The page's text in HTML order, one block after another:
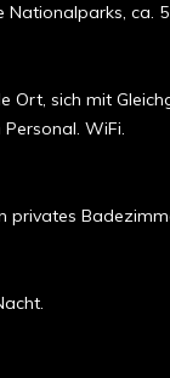
ca.
sich mit
WiFi.